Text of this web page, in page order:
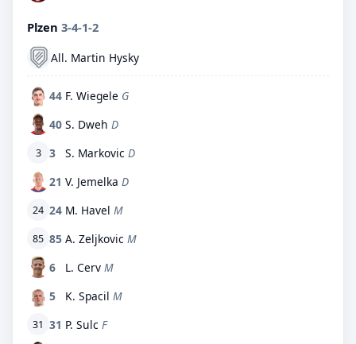
Plzen 3-4-1-2
All. Martin Hysky
44 F. Wiegele G
40 S. Dweh D
3 3 S. Markovic D
21 V. Jemelka D
24 24 M. Havel M
85 85 A. Zeljkovic M
6
L. Cerv M
5
K. Spacil M
31 31 P. Sulc F